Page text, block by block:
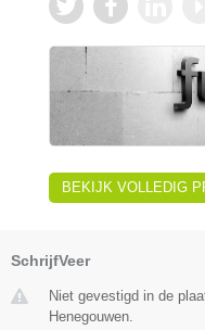
BEKIJK VOLLEDIG
SchrijfVeer
Niet gevestigd in de
Henegouwen.